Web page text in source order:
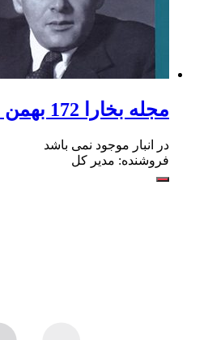
مجله بخارا 172 بهمن ‌و اسفند 1404
در انبار موجود نمی باشد
فروشنده: مدیر کل